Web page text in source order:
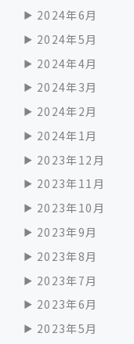
2024年6月
2024年5月
2024年4月
2024年3月
2024年2月
2024年1月
2023年12月
2023年11月
2023年10月
2023年9月
2023年8月
2023年7月
2023年6月
2023年5月